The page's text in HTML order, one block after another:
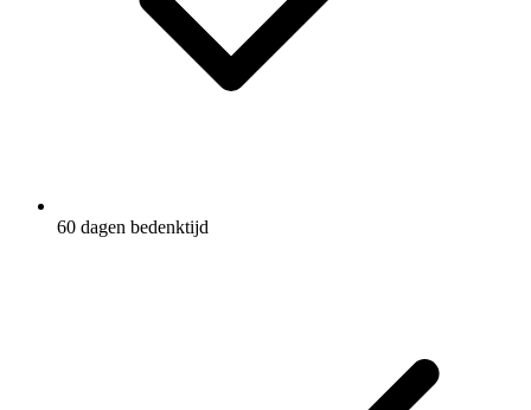
60 dagen bedenktijd